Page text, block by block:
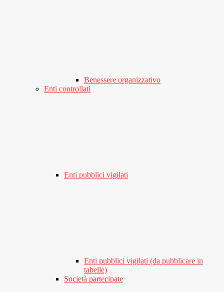
Benessere organizzativo
Enti controllati
Enti pubblici vigilati
Enti pubblici vigilati (da pubblicare in
tabelle)
Società partecipate